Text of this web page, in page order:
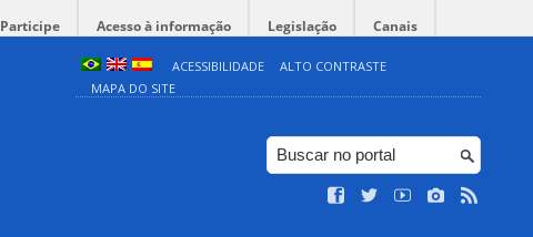
Participe Acesso à informação Legislação Canais
ACESSIBILIDADE
ALTO CONTRASTE
MAPA DO SITE